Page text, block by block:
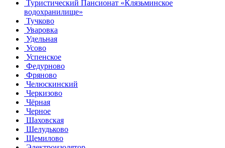
Туристический Пансионат «Клязьминское
водохранилище»
Тучково
Уваровка
Удельная
Усово
Успенское
Федурново
Фряново
Челюскинский
Черкизово
Чёрная
Черное
Шаховская
Шелудьково
Щемилово